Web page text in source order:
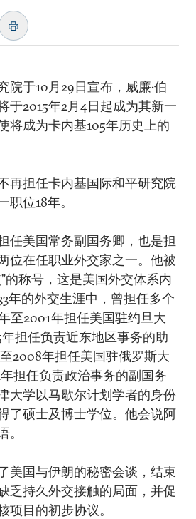
院于10月29日宣布，威廉•伯
于2015年2月4日起成为其新一
将成为卡内基105年历史上的
再担任卡内基国际和平研究院
位18年。
任美国常务副国务卿，也是担
位在任职业外交家之一。他被
的称号，这是美国外交体系内
年的外交生涯中，曾担任多个
至2001年担任美国驻约旦大
担任负责近东地区事务的助
2008年担任美国驻俄罗斯大
担任负责政治事务的副国务
大学以马歇尔计划学者的身份
了硕士及博士学位。他会说阿
美国与伊朗的秘密会谈，结束
乏持久外交接触的局面，并促
项目的初步协议。